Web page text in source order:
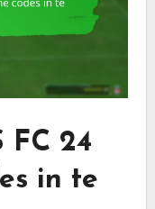
FC 24
in te